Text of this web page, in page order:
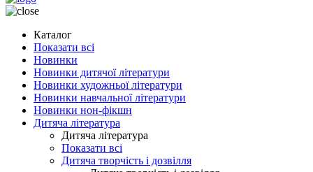
Каталог
Показати всі
Новинки
Новинки дитячої літератури
Новинки художньої літератури
Новинки навчальної літератури
Новинки нон-фікшн
Дитяча література
Дитяча література
Показати всі
Дитяча творчість і дозвілля